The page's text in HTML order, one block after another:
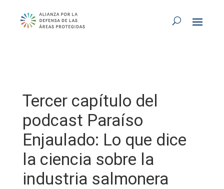
Tercer capítulo del
podcast Paraíso
Enjaulado: Lo que dice
la ciencia sobre la
industria salmonera